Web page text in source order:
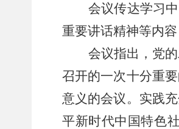
会议传达学习
重要讲话精神等内容
会议指出， 党
召开的一次十分重
意义的会议。实践
平新时代中国特色